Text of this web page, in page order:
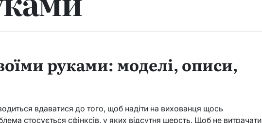
руками: моделі, описи,
вдаватися до того, щоб надіти на вихованця щось
стосується сфінксів, у яких відсутня шерсть. Щоб не витрачати